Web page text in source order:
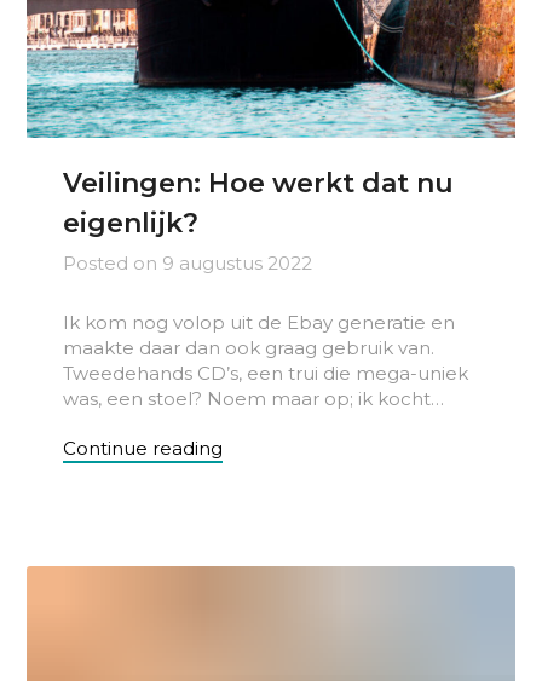
Veilingen: Hoe werkt dat nu
eigenlijk?
Posted on 9 augustus 2022
Ik kom nog volop uit de Ebay generatie en
maakte daar dan ook graag gebruik van.
Tweedehands CD’s, een trui die mega-uniek
was, een stoel? Noem maar op; ik kocht…
Continue reading